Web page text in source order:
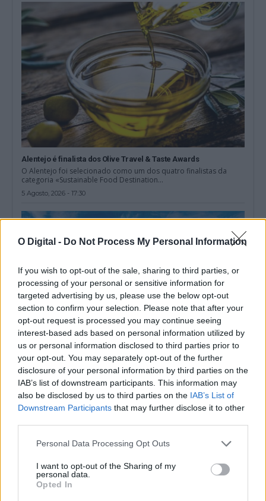
O Digital - Do Not Process My Personal Information
If you wish to opt-out of the sale, sharing to third parties, or
processing of your personal or sensitive information for
targeted advertising by us, please use the below opt-out
section to confirm your selection. Please note that after your
opt-out request is processed you may continue seeing
interest-based ads based on personal information utilized by
us or personal information disclosed to third parties prior to
your opt-out. You may separately opt-out of the further
disclosure of your personal information by third parties on the
IAB’s list of downstream participants. This information may
also be disclosed by us to third parties on the IAB’s List of
Downstream Participants that may further disclose it to other
Personal Data Processing Opt Outs
I want to opt-out of the Sharing of my
personal data.
Opted In
Alentejo é finalista dos Olive Travel & Taste Awards
O Alentejo foi selecionado como um dos quatro finalistas da
categoria «Sustainable Food Destination...
5 Agosto, 2026 - 17:30
Mau tempo: Praia fluvial do Alamal com cerca de 325 mil euros
do Programa Crescer com o Turismo
A Câmara de Gavião vai receber cerca de 325 mil euros do
Programa Crescer...
3 Agosto, 2026 - 18:30